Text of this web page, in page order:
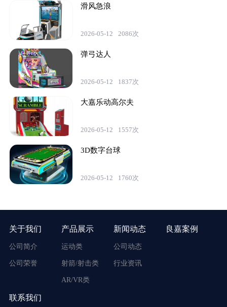
滑风急浪
2026-05-12 2086次
弹弓达人
2026-05-12 1837次
大嘉乐动高尔夫
2026-05-12 1557次
3D数字台球
2026-05-12 1760次
关于我们
公司简介
公司荣誉
产品展示
运动类
射箭/射击类
AR/VR类
新闻动态
公司动态
行业资讯
良嘉案例
联系我们